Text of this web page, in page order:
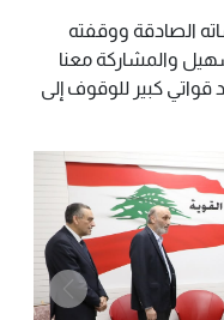
الصادقة ووقفته
والمشاركة معنا
قواتي كبير للوقوف إلى